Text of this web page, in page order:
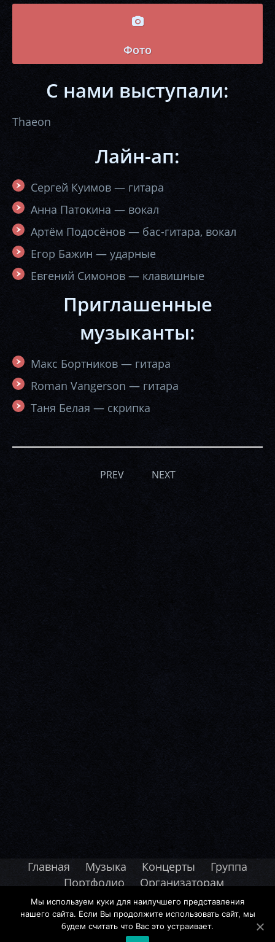
Фото
С нами выступали:
Thaeon
Лайн-ап:
Сергей Куимов — гитара
Анна Патокина — вокал
Артём Подосёнов — бас-гитара, вокал
Егор Бажин — ударные
Евгений Симонов — клавишные
Приглашенные
музыканты:
Макс Бортников — гитара
Roman Vangerson — гитара
Таня Белая — скрипка
PREV NEXT
Главная Музыка Концерты
Группа
Портфолио
Организаторам
© 2014-2026 Воронграй. Все права защищены.
Дизайн и разработка сайта:SVK-Promo.ru
Мы используем куки для наилучшего представления
нашего сайта. Если Вы продолжите использовать сайт, мы
будем считать что Вас это устраивает.